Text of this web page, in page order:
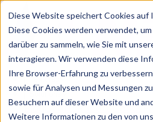
Diese Website speichert Cookies auf
Diese Cookies werden verwendet,
darüber zu sammeln, wie Sie mit
interagieren. Wir verwenden diese
Ihre Browser-Erfahrung zu
sowie für Analysen und Messungen
Besuchern auf dieser Website und
Weitere Informationen zu den von
Features
Solutions
BlogChartsRabatt Codes